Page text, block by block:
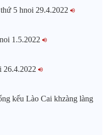
5 hnoi 29.4.2022
1.5.2022
26.4.2022
kếu Lào Cai khzàng làng